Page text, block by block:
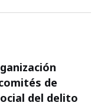
de
del delito